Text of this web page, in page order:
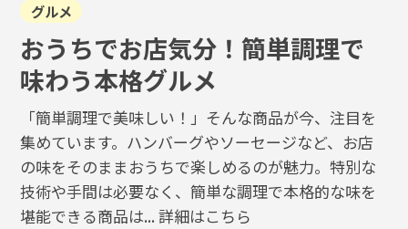
グルメ
おうちでお店気分！簡単調理で
味わう本格グルメ
「簡単調理で美味しい！」そんな商品が今、注目を
集めています。ハンバーグやソーセージなど、お店
の味をそのままおうちで楽しめるのが魅力。特別な
技術や手間は必要なく、簡単な調理で本格的な味を
堪能できる商品は...詳細はこちら